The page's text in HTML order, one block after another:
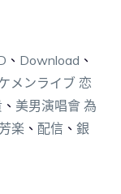
、 Download 、
メンライブ 恋
、 美男演唱會 為
楽 、 配信 、 銀